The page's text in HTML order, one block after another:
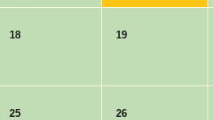
18 19
25 26